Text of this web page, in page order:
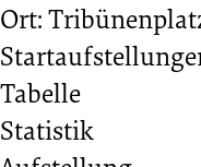
Bremen
4:1
Ort:
Tabelle
Statistik